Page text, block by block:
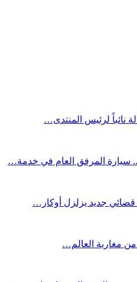
نائباً لرئيس المنتدى…
سيارة المرفق العام في خدمة…
قضائي جديد يزلزل أوكار…